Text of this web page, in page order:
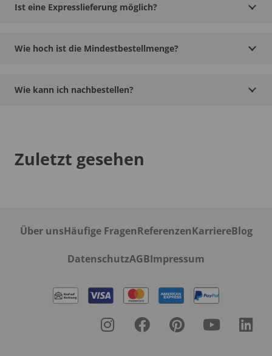
Ist eine Expresslieferung möglich?
Wie hoch ist die Mindestbestellmenge?
Wie kann ich nachbestellen?
Zuletzt gesehen
Über unsHäufige FragenReferenzenKarriereBlog
DatenschutzAGBImpressum